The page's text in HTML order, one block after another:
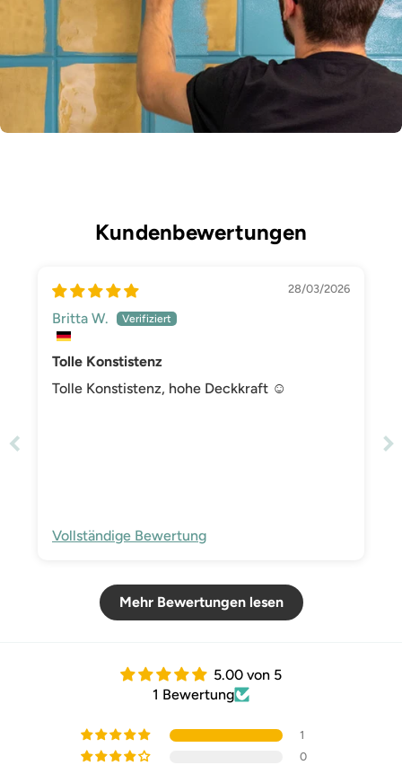
Kundenbewertungen
28/03/2026
Britta W.
Tolle Konstistenz
Tolle Konstistenz, hohe Deckkraft ☺️
Vollständige Bewertung
Mehr Bewertungen lesen
5.00 von 5
1 Bewertung
1
0